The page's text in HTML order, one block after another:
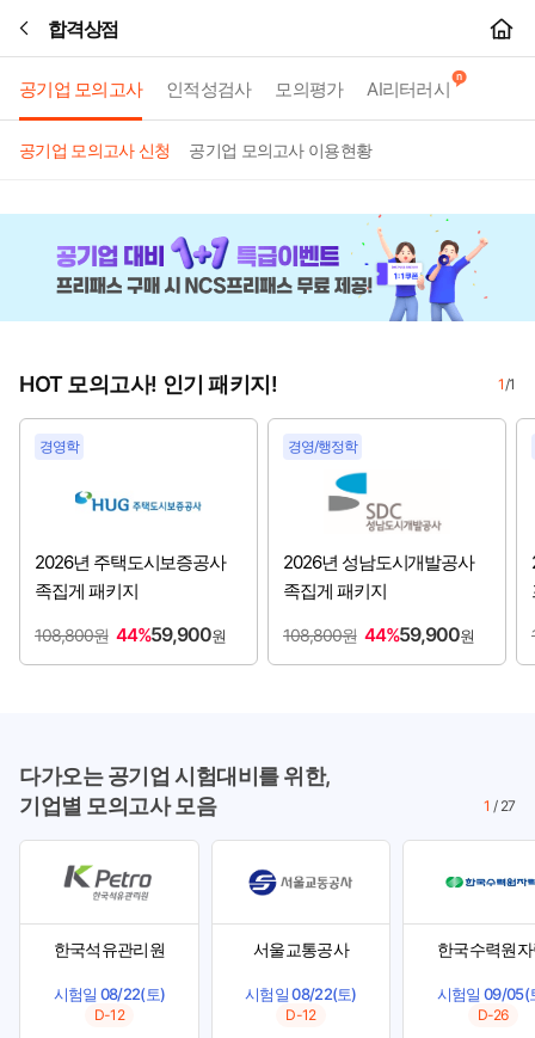
합격상점
공기업 모의고사 인적성검사 모의평가 AI리터러시
공기업 모의고사 신청 공기업 모의고사 이용현황
HOT 모의고사! 인기 패키지! 1/1
경영학
2026년 주택도시보증공사
족집게 패키지
108,800원 44%59,900원
경영/행정학
2026년 성남도시개발공사
족집게 패키지
108,800원 44%59,900원
다가오는 공기업 시험대비를 위한,
기업별 모의고사 모음
1 / 27
한국석유관리원
시험일 08/22(토)
D-12
서울교통공사
시험일 08/22(토)
D-12
한국수력원
시험일 09/05(
D-26